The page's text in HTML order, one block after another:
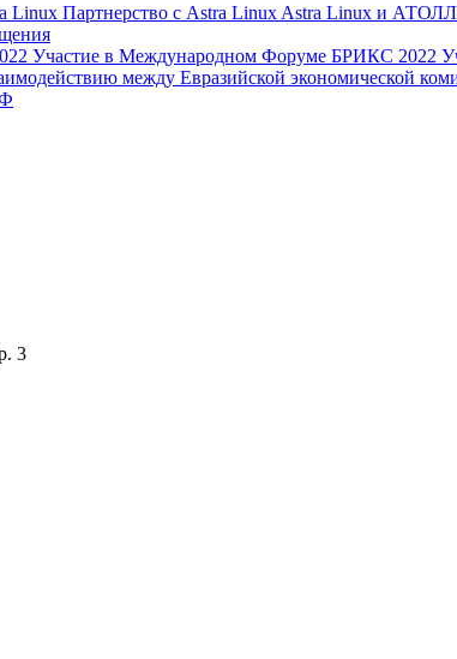
Linux Партнерство с Astra Linux Astra Linux и АТОЛЛ-
Участие в Международном Форуме БРИКС 2022
между Евразийской экономической
3